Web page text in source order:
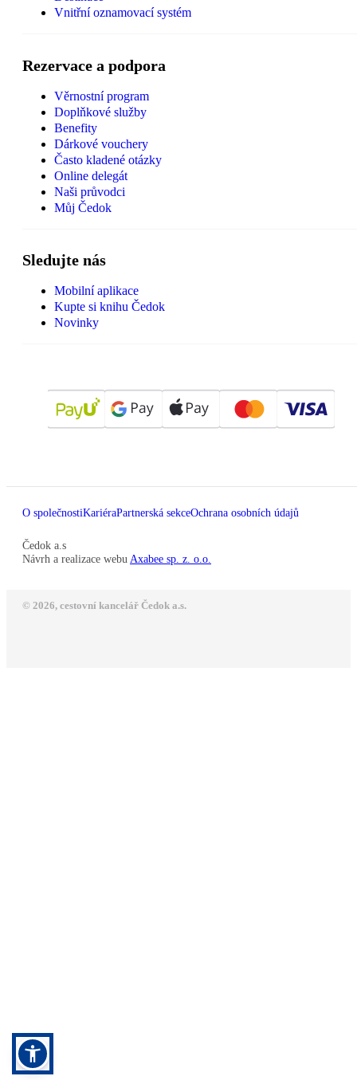
Vnitřní oznamovací systém
Rezervace a podpora
Věrnostní program
Doplňkové služby
Benefity
Dárkové vouchery
Často kladené otázky
Online delegát
Naši průvodci
Můj Čedok
Sledujte nás
Mobilní aplikace
Kupte si knihu Čedok
Novinky
O společnostiKariéraPartnerská sekceOchrana osobních údajů
Čedok a.s
Návrh a realizace webu Axabee sp. z. o.o.
© 2026, cestovní kancelář Čedok a.s.